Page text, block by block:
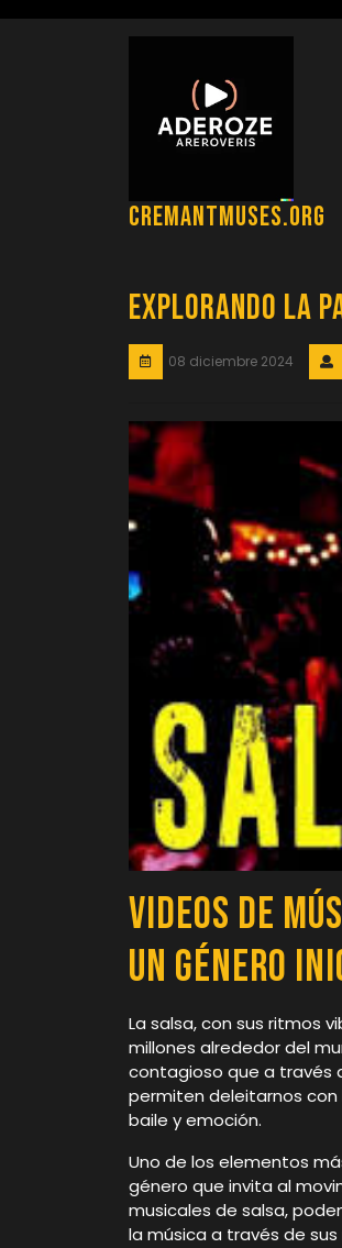
cremantmuses.org
Explorando la
08 diciembre 2024
Videos de
un Género
La salsa, con sus ritmos
millones alrededor del
contagioso que a través
permiten deleitarnos con
baile y emoción.
Uno de los elementos
género que invita al
musicales de salsa,
la música a través de